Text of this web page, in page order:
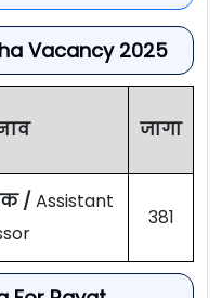
Vacancy 2025
जागा
/ Assistant
381